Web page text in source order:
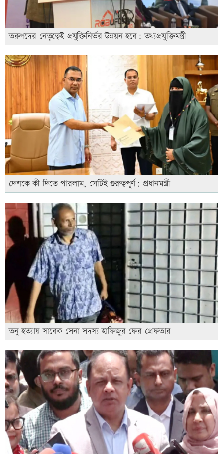
তরুণদের নেতৃত্বেই প্রযুক্তিনির্ভর উন্নয়ন হবে: তথ্যপ্রযুক্তিমন্ত্রী
দেশকে কী দিতে পারলাম, সেটিই গুরুত্বপূর্ণ: প্রধানমন্ত্রী
তনু হত্যায় সাবেক সেনা সদস্য হাফিজুর ফের গ্রেফতার